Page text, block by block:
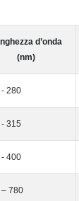
d’onda
(nm)
- 280
315
400
780